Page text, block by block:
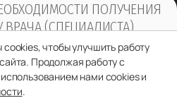
ПОЛУЧЕНИЯ
ВРАЧА (СПЕЦИАЛИСТА)
УСЛУГАМ И
чтобы улучшить работу
Продолжая работу с
нами cookies и
.